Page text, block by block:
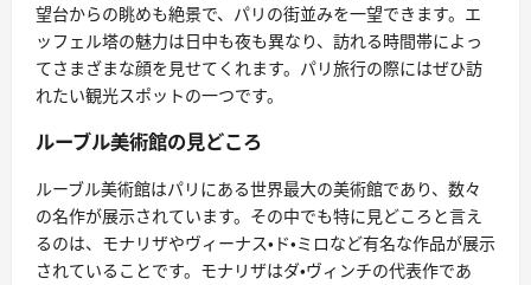
望台からの眺めも絶景で、パリの街並みを一望できます。エ
ッフェル塔の魅力は日中も夜も異なり、訪れる時間帯によっ
てさまざまな顔を見せてくれます。パリ旅行の際にはぜひ訪
れたい観光スポットの一つです。
ルーブル美術館の見どころ
ルーブル美術館はパリにある世界最大の美術館であり、数々
の名作が展示されています。その中でも特に見どころと言え
るのは、モナリザやヴィーナス・ド・ミロなど有名な作品が展示
されていることです。モナリザはダ・ヴィンチの代表作であ